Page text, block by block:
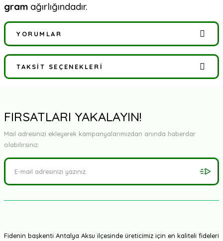
gram ağırlığındadır.
YORUMLAR
Bu ürüne ilk yorumu siz yapın!
TAKSIT SEÇENEKLERI
FIRSATLARI YAKALAYIN!
Mail adresinizi ekleyerek kampanyalarımızdan anında haberdar
olabilirsiniz.
Fidenin başkenti Antalya Aksu ilçesinde üreticimiz için en kaliteli fideleri